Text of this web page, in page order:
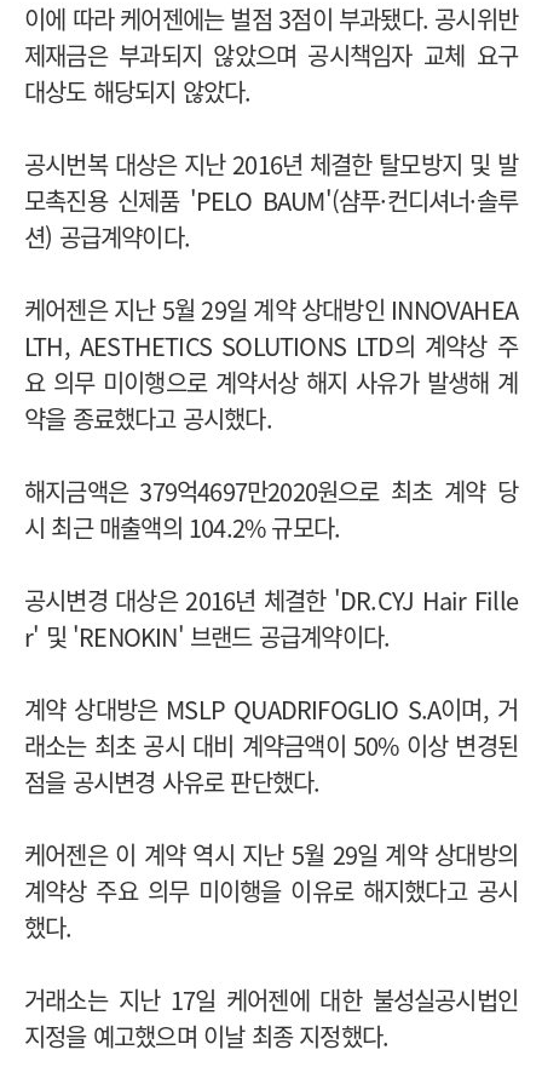
이에 따라 케어젠에는 벌점 3점이 부과됐다. 공시위반
제재금은 부과되지 않았으며 공시책임자 교체 요구
대상도 해당되지 않았다.
공시번복 대상은 지난 2016년 체결한 탈모방지 및 발
모촉진용 신제품 'PELO BAUM'(샴푸·컨디셔너·솔루
션) 공급계약이다.
케어젠은 지난 5월 29일 계약 상대방인 INNOVAHEA
LTH, AESTHETICS SOLUTIONS LTD의 계약상 주
요 의무 미이행으로 계약서상 해지 사유가 발생해 계
약을 종료했다고 공시했다.
해지금액은 379억4697만2020원으로 최초 계약 당
시 최근 매출액의 104.2% 규모다.
공시변경 대상은 2016년 체결한 'DR.CYJ Hair Fille
r' 및 'RENOKIN' 브랜드 공급계약이다.
계약 상대방은 MSLP QUADRIFOGLIO S.A이며, 거
래소는 최초 공시 대비 계약금액이 50% 이상 변경된
점을 공시변경 사유로 판단했다.
케어젠은 이 계약 역시 지난 5월 29일 계약 상대방의
계약상 주요 의무 미이행을 이유로 해지했다고 공시
했다.
거래소는 지난 17일 케어젠에 대한 불성실공시법인
지정을 예고했으며 이날 최종 지정했다.